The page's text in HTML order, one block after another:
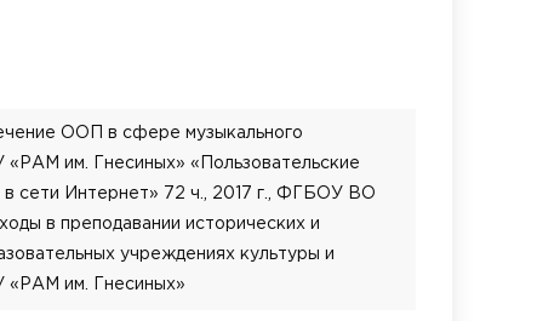
ООП в сфере музыкального
«РАМ им. Гнесиных» «Пользовательские
сети Интернет» 72 ч., 2017 г., ФГБОУ ВО
в преподавании исторических и
учреждениях культуры и
«РАМ им. Гнесиных»